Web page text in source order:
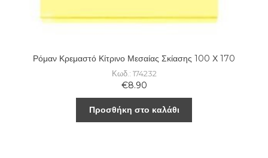
Ρόμαν Κρεμαστό Κίτρινο Μεσαίας Σκίασης 100 Χ 170
Κωδ.: 174232
€8.90
Προσθήκη στο καλάθι